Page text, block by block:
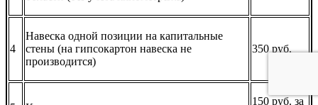
4
Навеска одной позиции на капитальные
стены (на гипсокартон навеска не
производится)
350 руб.
150 руб. за